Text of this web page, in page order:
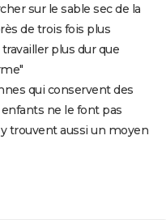
sur le sable sec de la
de trois fois plus
plus dur que
qui conservent des
ne le font pas
trouvent aussi un moyen